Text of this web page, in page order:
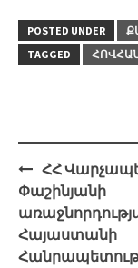
POSTED UNDER
TAGGED
Post
navigation
ՀՀ
Փաշինյանի
Հայաստանի